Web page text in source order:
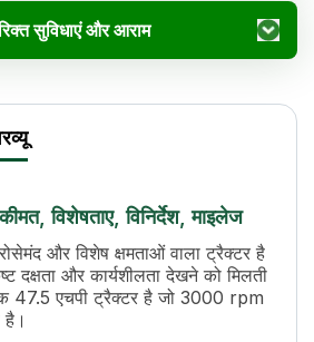
सुविधाएं और आराम
Cooled
BRAKES
विशेषताए, विनिर्देश, माइलेज
और विशेष क्षमताओं वाला ट्रैक्टर है
दक्षता और कार्यशीलता देखने को मिलती
47.5 एचपी ट्रैक्टर है जो 3000 rpm
है।